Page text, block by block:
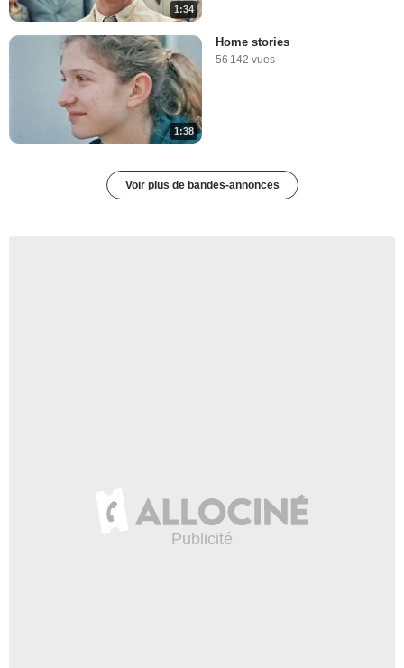
1:34
1:38
Home stories
56 142 vues
Voir plus de bandes-annonces